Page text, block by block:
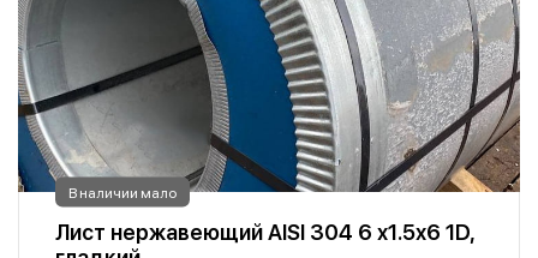
В наличии мало
Лист нержавеющий AISI 304 6 х1.5х6 1D,